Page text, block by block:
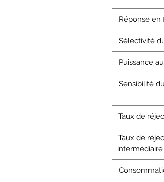
:Réponse
:Sélectivité
:Puissance
:Sensibilité
:Taux de
:Taux de
intermédiaire